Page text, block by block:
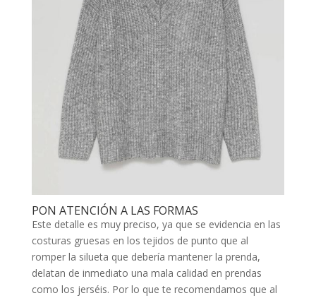
PON ATENCIÓN A LAS FORMAS
Este detalle es muy preciso, ya que se evidencia en las
costuras gruesas en los tejidos de punto que al
romper la silueta que debería mantener la prenda,
delatan de inmediato una mala calidad en prendas
como los jerséis. Por lo que te recomendamos que al